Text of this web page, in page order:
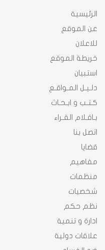
الرئيسية
عن الموقع
للاعلان
خريطة الموقع
استبيان
دلـيـل المـواقـع
كـتـب و ابـحـاث
بـاقـلام القـراء
اتصل بنا
قضايا
مفاهيم
منظمات
شخصيات
نظم حكم
ادارة و تنمية
علاقات دولية